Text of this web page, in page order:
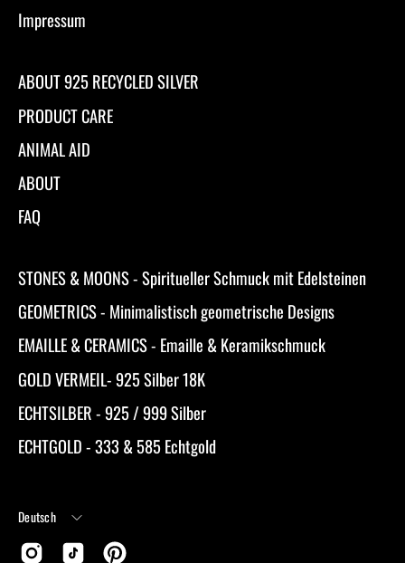
Impressum
ABOUT 925 RECYCLED SILVER
PRODUCT CARE
ANIMAL AID
ABOUT
FAQ
STONES & MOONS - Spiritueller Schmuck mit Edelsteinen
GEOMETRICS - Minimalistisch geometrische Designs
EMAILLE & CERAMICS - Emaille & Keramikschmuck
GOLD VERMEIL- 925 Silber 18K
ECHTSILBER - 925 / 999 Silber
ECHTGOLD - 333 & 585 Echtgold
Sprache
Deutsch